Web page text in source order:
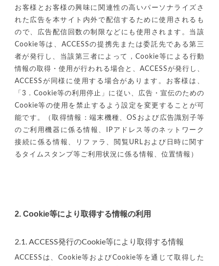
お客様とお客様の興味に関連性の高いパーソナライズさ
れた広告を本サイト内外で配信するために使用されるも
ので、広告配信回数の制限などにも使用されます。当該
Cookie等は、ACCESSの提携先または委託先である第三
者が発行し、当該第三者によって，Cookie等による行動
情報の取得・使用が行われる場合と、ACCESSが発行し、
ACCESSが同様に使用する場合があります。お客様は、
「3．Cookie等の利用停止」に従い、広告・宣伝のための
Cookie等の使用を禁止するよう設定を変更することが可
能です。（取得情報：端末機種、OSおよび広告識別子等
のご利用機器に係る情報、IPアドレス等のネットワーク
接続に係る情報、リファラ、閲覧URLおよび日時に関す
るタイムスタンプ等ご利用状況に係る情報、位置情報）
2. Cookie等により取得する情報の利用
2.1. ACCESS発行のCookie等により取得する情報
ACCESSは、Cookie等およびCookie等を通じて取得した